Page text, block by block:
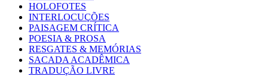
HOLOFOTES
INTERLOCUÇÕES
PAISAGEM CRÍTICA
POESIA & PROSA
RESGATES & MEMÓRIAS
SACADA ACADÊMICA
TRADUÇÃO LIVRE